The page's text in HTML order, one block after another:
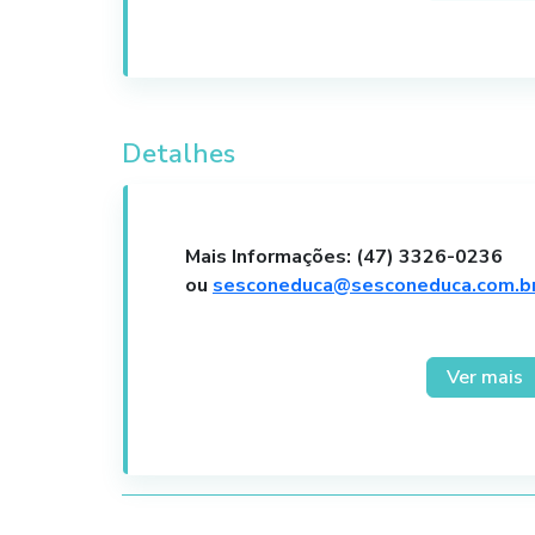
Parcelamento no cartão de crédito
Detalhes
Mais Informações: (47) 3326-0236
ou
Ver mais